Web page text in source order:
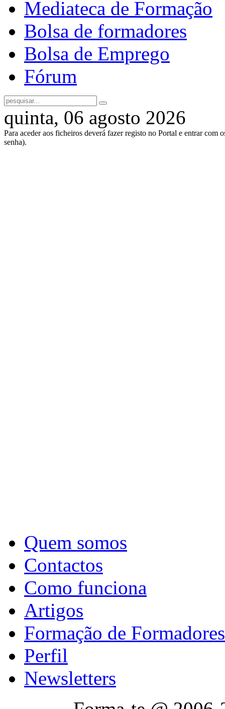
Mediateca de Formação
Bolsa de formadores
Bolsa de Emprego
Fórum
quinta, 06 agosto 2026
Para aceder aos ficheiros deverá fazer registo no Portal e entrar com
senha).
Quem somos
Contactos
Como funciona
Artigos
Formação de Formadores
Perfil
Newsletters